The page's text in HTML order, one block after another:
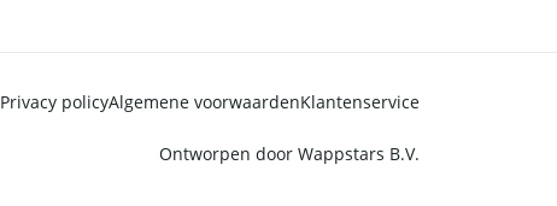
Privacy policyAlgemene voorwaardenKlantenservice
Ontworpen door Wappstars B.V.